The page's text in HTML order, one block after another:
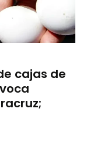
cajas de